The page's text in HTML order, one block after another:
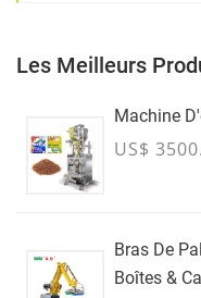
Les Meilleurs
Machine
US$
Bras De
Boîtes &